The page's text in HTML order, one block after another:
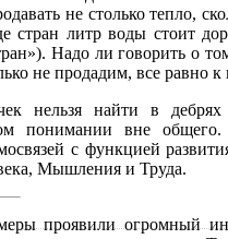
не столько тепло,
литр воды стоит
Надо ли говорить о
не продадим, все равно к
нельзя найти в
понимании вне
с функцией
Мышления и Труда.
проявили огромный